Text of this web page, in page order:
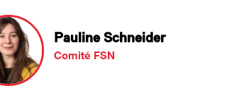
Pauline Schneider
Comité FSN